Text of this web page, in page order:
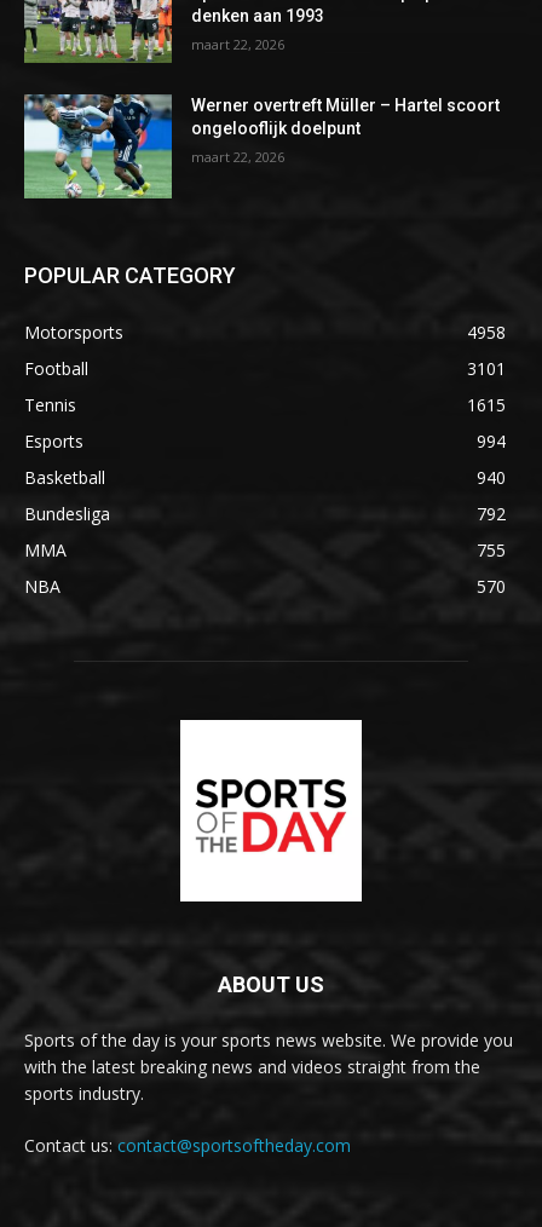
denken aan 1993
maart 22, 2026
Werner overtreft Müller – Hartel scoort
ongelooflijk doelpunt
maart 22, 2026
POPULAR CATEGORY
Motorsports
4958
Football
3101
Tennis
1615
Esports
994
Basketball
940
Bundesliga
792
MMA
755
NBA
570
ABOUT US
Sports of the day is your sports news website. We provide you
with the latest breaking news and videos straight from the
sports industry.
Contact us: contact@sportsoftheday.com